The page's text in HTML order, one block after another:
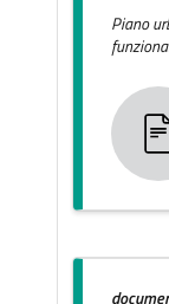
Piano